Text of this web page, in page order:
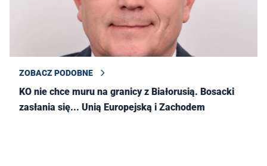
ZOBACZ PODOBNE
KO nie chce muru na granicy z Białorusią. Bosacki
zasłania się... Unią Europejską i Zachodem